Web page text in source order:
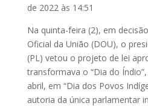
de 2022 às 14:51
Na quinta-feira (2), em
Oficial da União (DOU), o
(PL) vetou o projeto de lei
transformava o “Dia do
abril, em “Dia dos Povos
autoria da única parlamentar